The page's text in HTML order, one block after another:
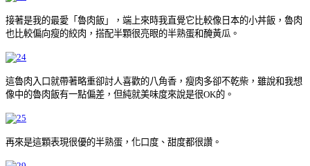
接著是我的最愛「魯肉飯」，端上來時我直覺它比較像日本的小丼飯，魯肉
也比較偏向瘦的絞肉，搭配半顆很亮眼的半熟蛋和醃黃瓜。
這魯肉入口就帶著略重卻討人喜歡的八角香，瘦肉多卻不乾柴，雖說和我想
像中的魯肉飯有一點偏差，但純就美味度來說是很OK的。
再來是這顆表現很優的半熟蛋，化口度、甜度都很讚。